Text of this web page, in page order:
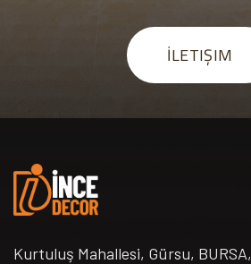
İLETIŞIM
Kurtuluş Mahallesi, Gürsu, BURSA,